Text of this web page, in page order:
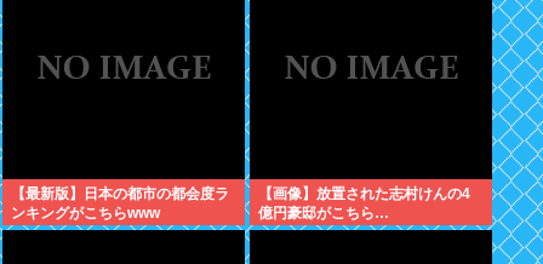
【最新版】日本の都市の都会度ラ
ンキングがこちらwww
【画像】放置された志村けんの4
億円豪邸がこちら…